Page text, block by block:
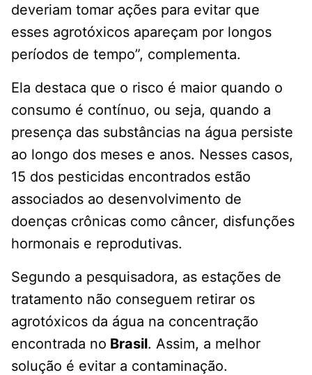
deveriam tomar ações para evitar que
esses agrotóxicos apareçam por longos
períodos de tempo”, complementa.
Ela destaca que o risco é maior quando o
consumo é contínuo, ou seja, quando a
presença das substâncias na água persiste
ao longo dos meses e anos. Nesses casos,
15 dos pesticidas encontrados estão
associados ao desenvolvimento de
doenças crônicas como câncer, disfunções
hormonais e reprodutivas.
Segundo a pesquisadora, as estações de
tratamento não conseguem retirar os
agrotóxicos da água na concentração
encontrada no Brasil. Assim, a melhor
solução é evitar a contaminação.